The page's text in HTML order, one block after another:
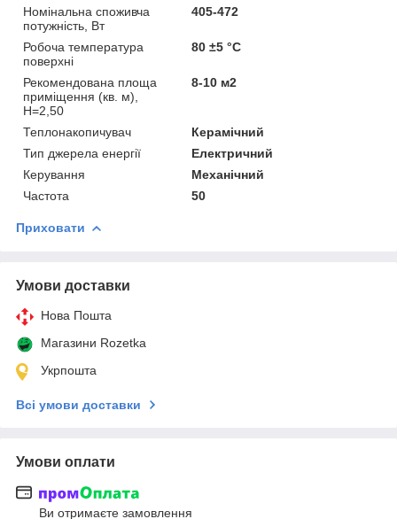
Номінальна споживча
потужність, Вт
405-472
Робоча температура
поверхні
80 ±5 °С
Рекомендована площа
приміщення (кв. м),
H=2,50
8-10 м2
Теплонакопичувач
Керамічний
Тип джерела енергії
Електричний
Керування
Механічний
Частота
50
Приховати
Умови доставки
Нова Пошта
Магазини Rozetka
Укрпошта
Всі умови доставки
Умови оплати
Ви отримаєте замовлення